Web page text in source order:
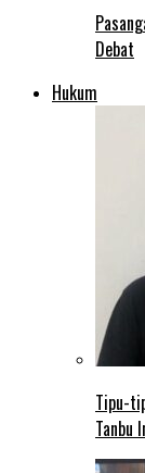
Debat
Hukum
Tipu-
Tanbu